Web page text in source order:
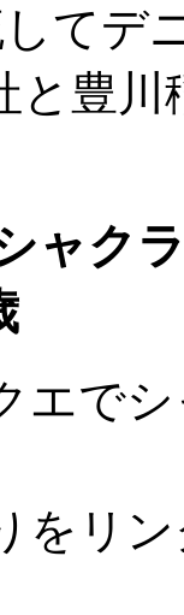
てデ
と豊
ャク
エで
をリ